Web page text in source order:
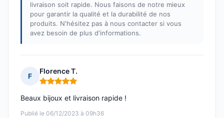
livraison soit rapide. Nous faisons de notre mieux
pour garantir la qualité et la durabilité de nos
produits. N'hésitez pas à nous contacter si vous
avez besoin de plus d'informations.
F
Florence T.
Note : 5 sur 5
Publié le 06/12/2023 à 09h36
Beaux bijoux et livraison rapide !